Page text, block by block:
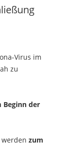
Virus im
zu
Beginn der
zum